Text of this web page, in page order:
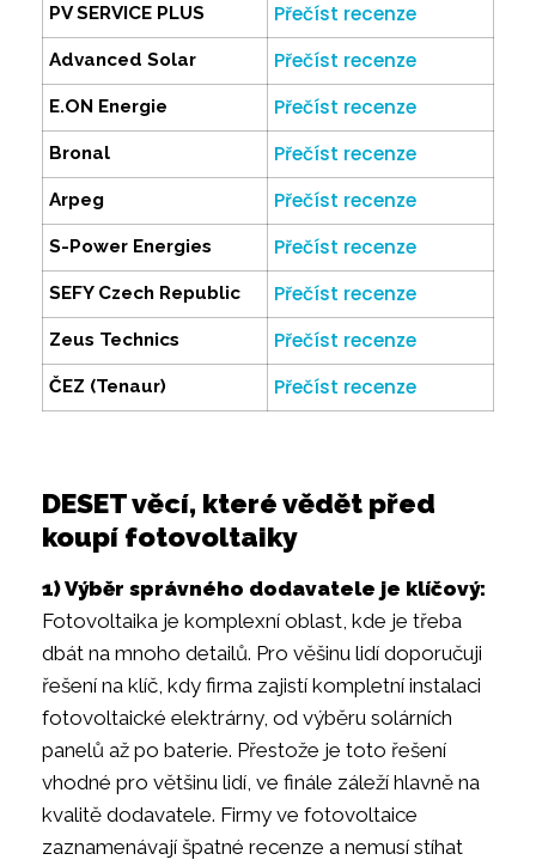
PV SERVICE PLUS Přečíst recenze
Advanced Solar Přečíst recenze
E.ON Energie Přečíst recenze
Bronal Přečíst recenze
Arpeg Přečíst recenze
S-Power Energies Přečíst recenze
SEFY Czech Republic Přečíst recenze
Zeus Technics Přečíst recenze
ČEZ (Tenaur) Přečíst recenze
DESET věcí, které vědět před
koupí fotovoltaiky
1) Výběr správného dodavatele je klíčový:
Fotovoltaika je komplexní oblast, kde je třeba
dbát na mnoho detailů. Pro věšinu lidí doporučuji
řešení na klíč, kdy firma zajistí kompletní instalaci
fotovoltaické elektrárny, od výběru solárních
panelů až po baterie. Přestože je toto řešení
vhodné pro většinu lidí, ve finále záleží hlavně na
kvalitě dodavatele. Firmy ve fotovoltaice
zaznamenávají špatné recenze a nemusí stíhat